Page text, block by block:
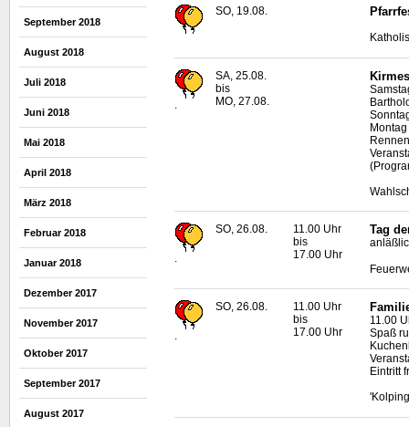
September 2018
August 2018
Juli 2018
Juni 2018
Mai 2018
April 2018
März 2018
Februar 2018
Januar 2018
Dezember 2017
November 2017
Oktober 2017
September 2017
August 2017
SO, 19.08.
SA, 25.08.
bis
MO, 27.08.
.
SO, 26.08.
11.00 Uhr
bis
17.00 Uhr
Tag
.
SO, 26.08.
11.00 Uhr
bis
17.00 Uhr
11.00
Spaß
Eintritt